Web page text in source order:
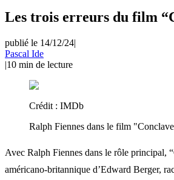
Les trois erreurs du film
publié le 14/12/24|
Pascal Ide
|10 min de lecture
Crédit : IMDb
Ralph Fiennes dans le film
Avec Ralph Fiennes dans le rôle principal,
américano-britannique d’Edward Berger,